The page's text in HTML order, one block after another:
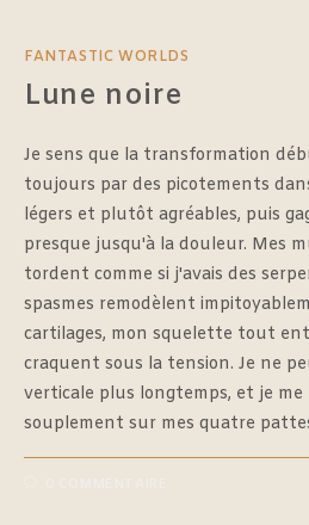
FANTASTIC WORLDS
Lune noire
Je sens que la transformation
toujours par des picotements
légers et plutôt agréables, puis
presque jusqu'à la douleur. Mes
tordent comme si j'avais des
spasmes remodèlent
cartilages, mon squelette tout
craquent sous la tension. Je ne
verticale plus longtemps, et je me
souplement sur mes quatre